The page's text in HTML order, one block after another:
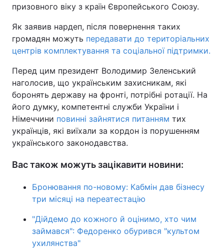
призовного віку з країн Європейського Союзу.
Як заявив нардеп, після повернення таких
громадян можуть передавати до територіальних
центрів комплектування та соціальної підтримки.
Перед цим президент Володимир Зеленський
наголосив, що українським захисникам, які
боронять державу на фронті, потрібні ротації. На
його думку, компетентні служби України і
Німеччини повинні зайнятися питанням тих
українців, які виїхали за кордон із порушенням
українського законодавства.
Вас також можуть зацікавити новини:
Бронювання по-новому: Кабмін дав бізнесу
три місяці на переатестацію
"Дійдемо до кожного й оцінимо, хто чим
займався": Федоренко обурився "культом
ухилянства"